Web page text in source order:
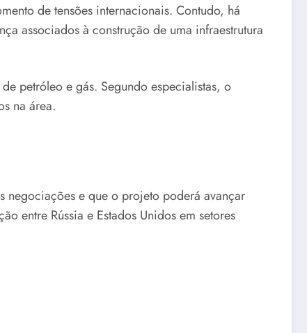
de tensões internacionais. Contudo, há
associados à construção de uma infraestrutura
petróleo e gás. Segundo especialistas, o
na área.
negociações e que o projeto poderá avançar
entre Rússia e Estados Unidos em setores